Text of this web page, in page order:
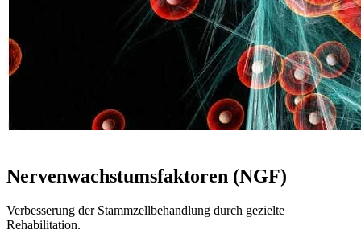
Nervenwachstumsfaktoren (NGF)
Verbesserung der Stammzellbehandlung durch gezielte
Rehabilitation.